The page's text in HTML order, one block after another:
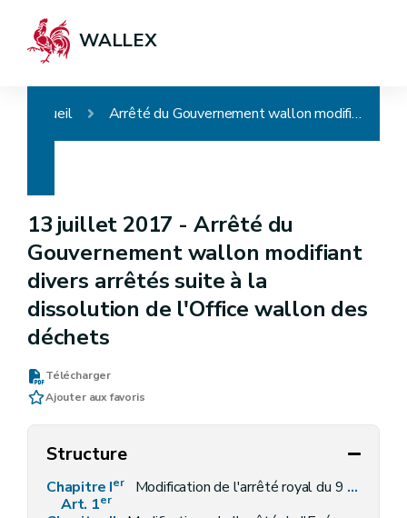
WALLEX
Accueil Arrêté du Gouvernement wallon modifiant divers arrêtés suite à la dissolution de l'Office wallon des déchets
13 juillet 2017 - Arrêté du
Gouvernement wallon modifiant
divers arrêtés suite à la
dissolution de l'Office wallon des
déchets
Télécharger
Ajouter aux favoris
Structure
Chapitre Ier
Modification de l'arrêté royal du 9 février 1976 portant règlement général sur les déchets toxiques
Art. 1er